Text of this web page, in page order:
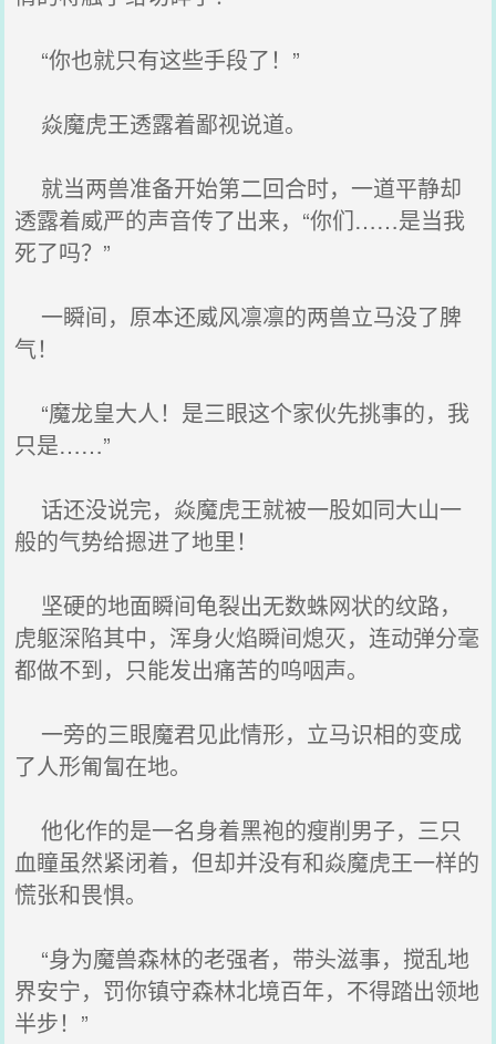
“你也就只有这些手段了！”
焱魔虎王透露着鄙视说道。
就当两兽准备开始第二回合时，一道平静却
透露着威严的声音传了出来，“你们……是当我
死了吗？”
一瞬间，原本还威风凛凛的两兽立马没了脾
气！
“魔龙皇大人！是三眼这个家伙先挑事的，我
只是……”
话还没说完，焱魔虎王就被一股如同大山一
般的气势给摁进了地里！
坚硬的地面瞬间龟裂出无数蛛网状的纹路，
虎躯深陷其中，浑身火焰瞬间熄灭，连动弹分毫
都做不到，只能发出痛苦的呜咽声。
一旁的三眼魔君见此情形，立马识相的变成
了人形匍匐在地。
他化作的是一名身着黑袍的瘦削男子，三只
血瞳虽然紧闭着，但却并没有和焱魔虎王一样的
慌张和畏惧。
“身为魔兽森林的老强者，带头滋事，搅乱地
界安宁，罚你镇守森林北境百年，不得踏出领地
半步！”